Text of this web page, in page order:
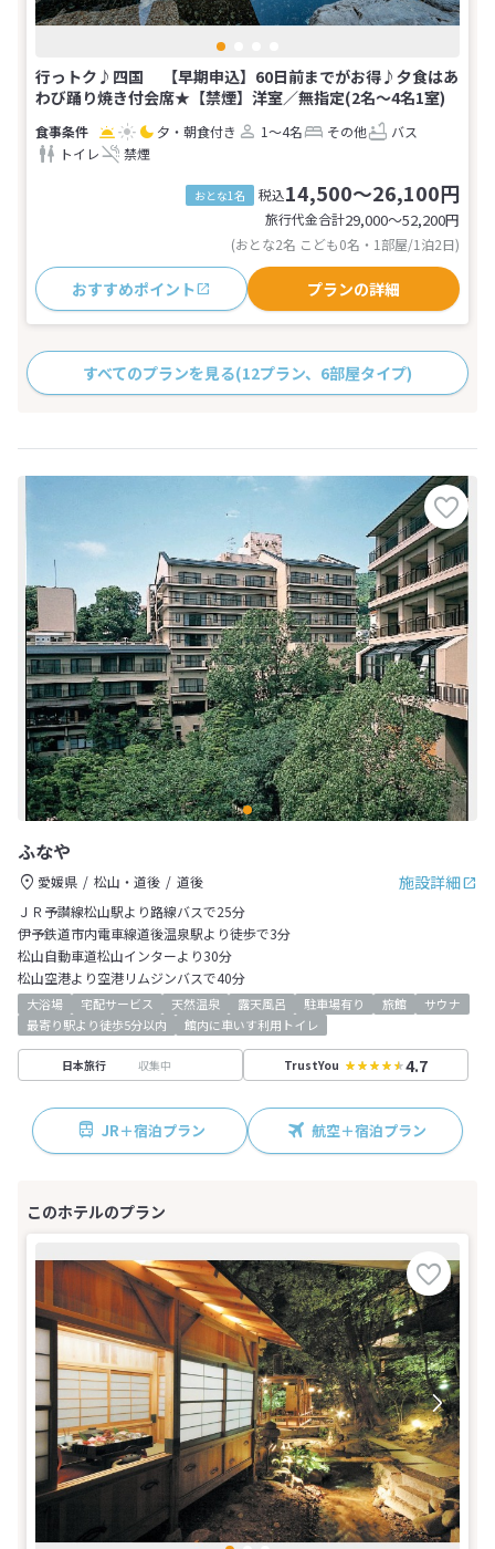
行っトク♪四国 【早期申込】60日前までがお得♪夕食はあ
わび踊り焼き付会席★【禁煙】洋室／無指定(2名～4名1室)
夕・朝食付き 1～4名 その他
バス
トイレ
禁煙
おとな1名 税込14,500～26,100円
旅行代金合計29,000〜52,200円
(おとな2名 こども0名・1部屋/1泊2日)
おすすめポイント プランの詳細
すべてのプランを見る(12プラン、6部屋タイプ)
ふなや
施設詳細
愛媛県 松山・道後
道後
ＪＲ予讃線松山駅より路線バスで25分
伊予鉄道市内電車線道後温泉駅より徒歩で3分
松山自動車道松山インターより30分
松山空港より空港リムジンバスで40分
大浴場 宅配サービス 天然温泉 露天風呂 駐車場有り 旅館
サウナ
最寄り駅より徒歩5分以内
館内に車いす利用トイレ
日本旅行 収集中 TrustYou 4.7
JR＋宿泊プラン 航空＋宿泊プラン